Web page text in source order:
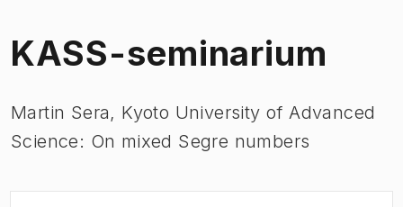
KASS-seminarium
Martin Sera, Kyoto University of Advanced
Science: On mixed Segre numbers